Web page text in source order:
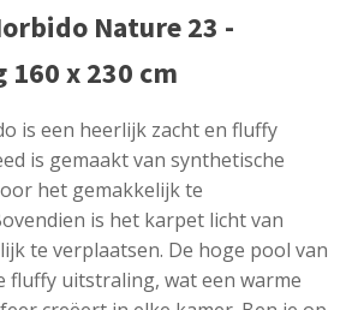
Nature 23 -
x 230 cm
is een heerlijk zacht en fluffy
is gemaakt van synthetische
het gemakkelijk te
is het karpet licht van
te verplaatsen. De hoge pool van
fluffy uitstraling, wat een warme